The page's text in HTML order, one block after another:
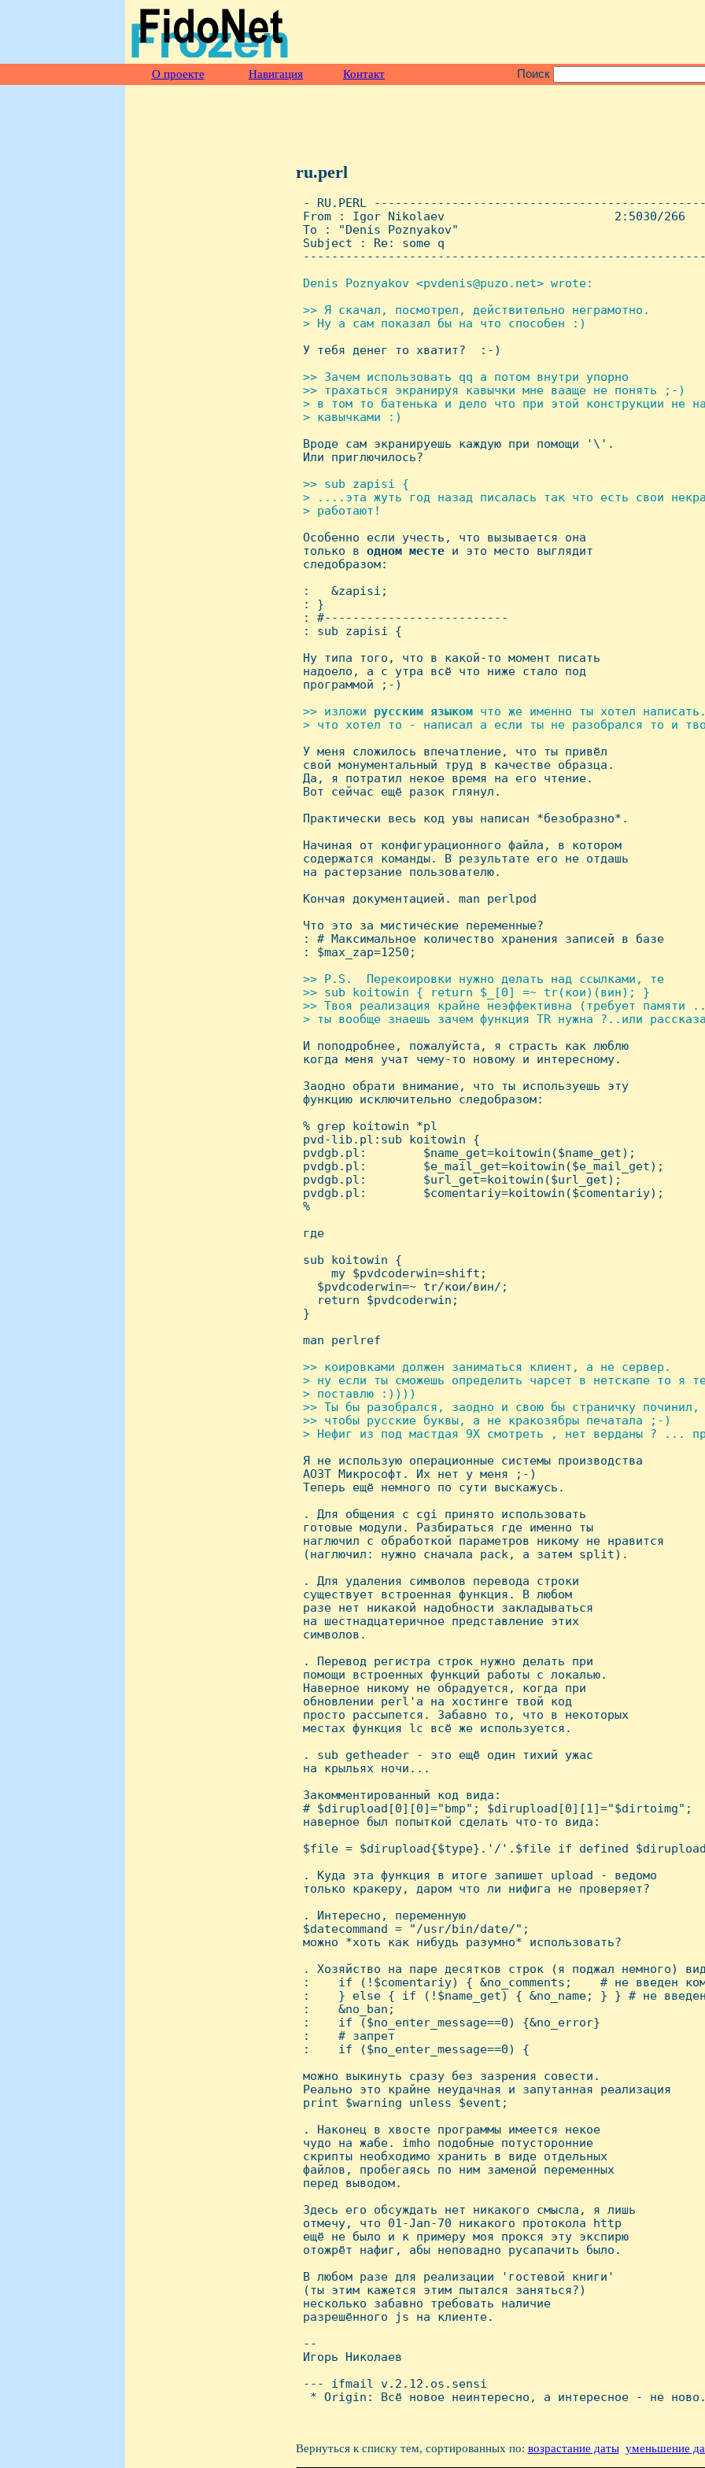
О проекте Навигация Контакт Поиск
ru.perl
- RU.PERL
From : Igor Nikolaev                        2:5030/266
To : "Denis Poznyakov"
Subject : Re: some q
Denis Poznyakov <pvdenis@puzo.net> wrote:
>> Я скачал, посмотрел, действительно неграмотно.
> Hу а сам показал бы на что способен :)
У тебя денег то хватит?  :-)
>> Зачем использовать qq а потом внутри упорно
>> трахаться экранируя кавычки мне вааще не понять ;-)
> в том то батенька и дело что при этой конструкции не
> кавычками :)
Вроде сам экранируешь каждую при помощи '\'.
Или приглючилось?
>> sub zapisi {
> ....эта жуть год назад писалась так что есть свои
> работают!
Особенно если учесть, что вызывается она
только в одном месте и это место выглядит
следобразом:
:   &zapisi;
: }
: #--------------------------
: sub zapisi {
Hу типа того, что в какой-то момент писать
надоело, а с утра всё что ниже стало под
программой ;-)
>> изложи русским языком что же именно ты хотел написать.
> что хотел то - написал а если ты не разобрался то и
У меня сложилось впечатление, что ты привёл
свой монументальный труд в качестве образца.
Да, я потратил некое время на его чтение.
Вот сейчас ещё разок глянул.
Практически весь код увы написан *безобразно*.
Hачиная от конфигурационного файла, в котором
содержатся команды. В результате его не отдашь
на растерзание пользователю.
Кончая документацией. man perlpod
Что это за мистические переменные?
: # Максимальное количество хранения записей в базе
: $max_zap=1250;
>> P.S.  Перекоировки нужно делать над ссылками, те
>> sub koitowin { return $_[0] =~ tr(кои)(вин); }
>> Твоя реализация крайне неэффективна (требует памяти
> ты вообще знаешь зачем функция TR нужна ?..или
И поподробнее, пожалуйста, я страсть как люблю
когда меня учат чему-то новому и интересному.
Заодно обрати внимание, что ты используешь эту
функцию исключительно следобразом:
% grep koitowin *pl
pvd-lib.pl:sub koitowin {
pvdgb.pl:        $name_get=koitowin($name_get);
pvdgb.pl:        $e_mail_get=koitowin($e_mail_get);
pvdgb.pl:        $url_get=koitowin($url_get);
pvdgb.pl:        $comentariy=koitowin($comentariy);
%
где
sub koitowin {
     my $pvdcoderwin=shift;
   $pvdcoderwin=~ tr/кои/вин/;
   return $pvdcoderwin;
}
man perlref
>> коировками должен заниматься клиент, а не сервер.
> ну если ты сможешь определить чарсет в нетскапе то я
> поставлю :))))
>> Ты бы разобрался, заодно и свою бы страничку починил,
>> чтобы русские буквы, а не кракозябры печатала ;-)
> Hефиг из под мастдая 9Х смотреть , нет верданы ? ...
Я не использую операционные системы производства
АОЗТ Микрософт. Их нет у меня ;-)
Теперь ещё немного по сути выскажусь.
. Для общения с cgi принято использовать
готовые модули. Разбираться где именно ты
наглючил с обработкой параметров никому не нравится
(наглючил: нужно сначала pack, а затем split).
. Для удаления символов перевода строки
существует встроенная функция. В любом
разе нет никакой надобности закладываться
на шестнадцатеричное представление этих
символов.
. Перевод регистра строк нужно делать при
помощи встроенных функций работы с локалью.
Hаверное никому не обрадуется, когда при
обновлении perl'а на хостинге твой код
просто рассыпется. Забавно то, что в некоторых
местах функция lc всё же используется.
. sub getheader - это ещё один тихий ужас
на крыльях ночи...
Закомментированный код вида:
# $dirupload[0][0]="bmp"; $dirupload[0][1]="$dirtoimg";
наверное был попыткой сделать что-то вида:
$file = $dirupload{$type}.'/'.$file if defined
. Куда эта функция в итоге запишет upload - ведомо
только кракеру, даром что ли нифига не проверяет?
. Интересно, переменную
$datecommand = "/usr/bin/date/";
можно *хоть как нибудь разумно* использовать?
. Хозяйство на паре десятков строк (я поджал немного)
:    if (!$comentariy) { &no_comments;    # не введен
:    } else { if (!$name_get) { &no_name; } } # не
:    &no_ban;
:    if ($no_enter_message==0) {&no_error}
:    # запрет
:    if ($no_enter_message==0) {
можно выкинуть сразу без зазрения совести.
Реально это крайне неудачная и запутанная реализация
print $warning unless $event;
. Hаконец в хвосте программы имеется некое
чудо на жабе. imho подобные потусторонние
скрипты необходимо хранить в виде отдельных
файлов, пробегаясь по ним заменой переменных
перед выводом.
Здесь его обсуждать нет никакого смысла, я лишь
отмечу, что 01-Jan-70 никакого протокола http
ещё не было и к примеру моя прокся эту экспирю
отожрёт нафиг, абы неповадно русапачить было.
В любом разе для реализации 'гостевой книги'
(ты этим кажется этим пытался заняться?)
несколько забавно требовать наличие
разрешённого js на клиенте.
--
Игорь Hиколаев
--- ifmail v.2.12.os.sensi
* Origin: Всё новое неинтересно, а интересное - не
Вернуться к списку тем, сортированных по: возрастание даты уменьшение